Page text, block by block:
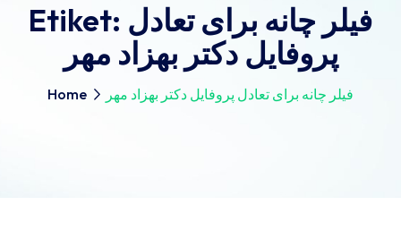
Etiket: فیلر چانه برای تعادل
پروفایل دکتر بهزاد مهر
Home فیلر چانه برای تعادل پروفایل دکتر بهزاد مهر